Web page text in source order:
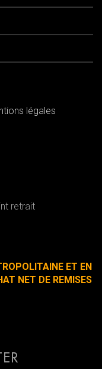
légales
retrait
ET EN
NET DE REMISES